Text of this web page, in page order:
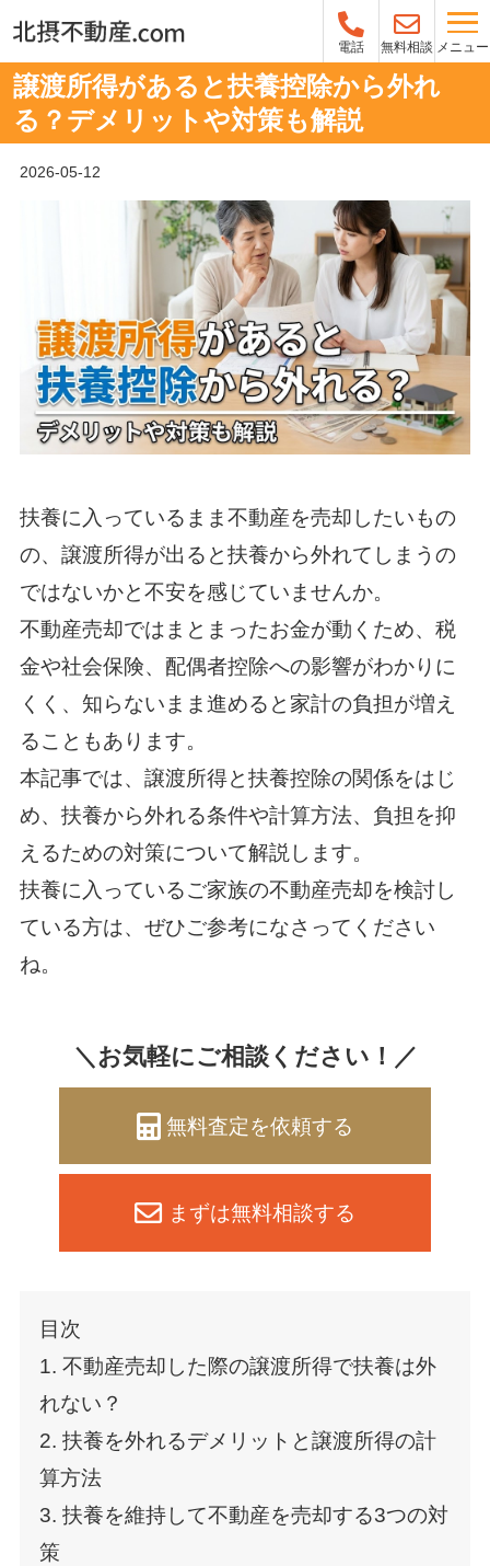
電話 無料相談 メニュー
譲渡所得があると扶養控除から外れ
る？デメリットや対策も解説
2026-05-12
扶養に入っているまま不動産を売却したいもの
の、譲渡所得が出ると扶養から外れてしまうの
ではないかと不安を感じていませんか。
不動産売却ではまとまったお金が動くため、税
金や社会保険、配偶者控除への影響がわかりに
くく、知らないまま進めると家計の負担が増え
ることもあります。
本記事では、譲渡所得と扶養控除の関係をはじ
め、扶養から外れる条件や計算方法、負担を抑
えるための対策について解説します。
扶養に入っているご家族の不動産売却を検討し
ている方は、ぜひご参考になさってください
ね。
＼お気軽にご相談ください！／
無料査定を依頼する
まずは無料相談する
目次
1. 不動産売却した際の譲渡所得で扶養は外
れない？
2. 扶養を外れるデメリットと譲渡所得の計
算方法
3. 扶養を維持して不動産を売却する3つの対
策